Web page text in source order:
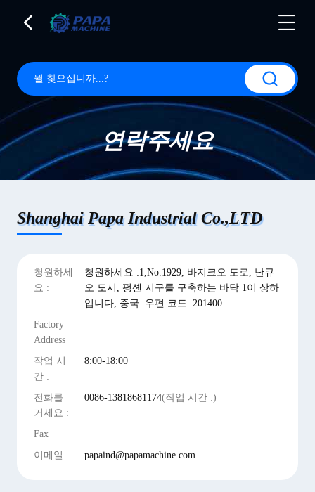
연락주세요
Shanghai Papa Industrial Co.,LTD
청원하세
요 :
청원하세요 :1,No.1929, 바지크오 도로, 난큐
오 도시, 펑셴 지구를 구축하는 바닥 1이 상하
입니다, 중국. 우편 코드 :201400
Factory
Address
작업 시
간 :
8:00-18:00
전화를
거세요 :
0086-13818681174(작업 시간 :)
Fax
이메일
papaind@papamachine.com